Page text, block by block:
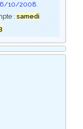
10/2008.
:samedi